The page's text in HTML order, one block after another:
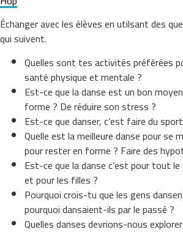
Échanger avec les élèves en utilsant des
qui suivent.
Quelles sont tes activités préférées
santé physique et mentale ?
Est-ce que la danse est un bon
forme ? De réduire son stress ?
Est-ce que danser, c’est faire du
Quelle est la meilleure danse pour se
pour rester en forme ? Faire des
Est-ce que la danse c’est pour tout
et pour les filles ?
Pourquoi crois-tu que les gens
pourquoi dansaient-ils par le passé ?
Quelles danses devrions-nous